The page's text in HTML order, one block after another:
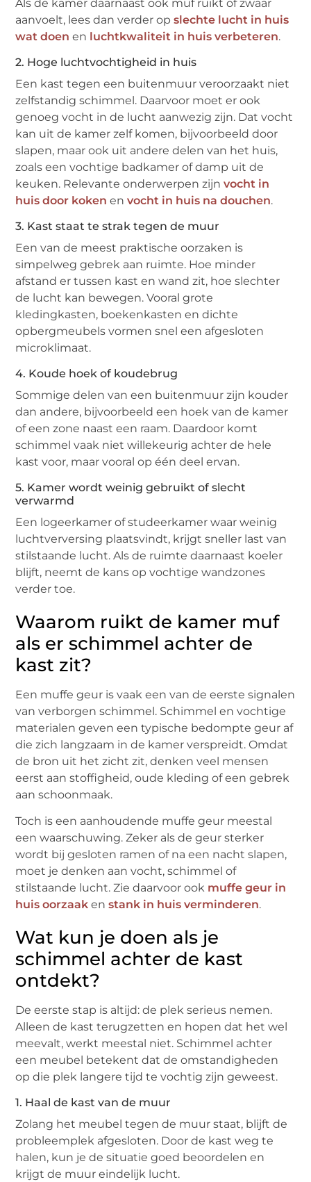
Als de kamer daarnaast ook muf ruikt of zwaar
aanvoelt, lees dan verder opslechte lucht in huis
wat doen en luchtkwaliteit in huis verbeteren.
2. Hoge luchtvochtigheid in huis
Een kast tegen een buitenmuur veroorzaakt niet
zelfstandig schimmel. Daarvoor moet er ook
genoeg vocht in de lucht aanwezig zijn. Dat vocht
kan uit de kamer zelf komen, bijvoorbeeld door
slapen, maar ook uit andere delen van het huis,
zoals een vochtige badkamer of damp uit de
keuken. Relevante onderwerpen zijnvocht in
huis door koken envocht in huis na douchen.
3. Kast staat te strak tegen de muur
Een van de meest praktische oorzaken is
simpelweg gebrek aan ruimte. Hoe minder
afstand er tussen kast en wand zit, hoe slechter
de lucht kan bewegen. Vooral grote
kledingkasten, boekenkasten en dichte
opbergmeubels vormen snel een afgesloten
microklimaat.
4. Koude hoek of koudebrug
Sommige delen van een buitenmuur zijn kouder
dan andere, bijvoorbeeld een hoek van de kamer
of een zone naast een raam. Daardoor komt
schimmel vaak niet willekeurig achter de hele
kast voor, maar vooral op één deel ervan.
5. Kamer wordt weinig gebruikt of slecht
verwarmd
Een logeerkamer of studeerkamer waar weinig
luchtverversing plaatsvindt, krijgt sneller last van
stilstaande lucht. Als de ruimte daarnaast koeler
blijft, neemt de kans op vochtige wandzones
verder toe.
Waarom ruikt de kamer muf
als er schimmel achter de
kast zit?
Een muffe geur is vaak een van de eerste signalen
van verborgen schimmel. Schimmel en vochtige
materialen geven een typische bedompte geur af
die zich langzaam in de kamer verspreidt. Omdat
de bron uit het zicht zit, denken veel mensen
eerst aan stoffigheid, oude kleding of een gebrek
aan schoonmaak.
Toch is een aanhoudende muffe geur meestal
een waarschuwing. Zeker als de geur sterker
wordt bij gesloten ramen of na een nacht slapen,
moet je denken aan vocht, schimmel of
stilstaande lucht. Zie daarvoor ook muffe geur in
huis oorzaak enstank in huis verminderen.
Wat kun je doen als je
schimmel achter de kast
ontdekt?
De eerste stap is altijd: de plek serieus nemen.
Alleen de kast terugzetten en hopen dat het wel
meevalt, werkt meestal niet. Schimmel achter
een meubel betekent dat de omstandigheden
op die plek langere tijd te vochtig zijn geweest.
1. Haal de kast van de muur
Zolang het meubel tegen de muur staat, blijft de
probleemplek afgesloten. Door de kast weg te
halen, kun je de situatie goed beoordelen en
krijgt de muur eindelijk lucht.